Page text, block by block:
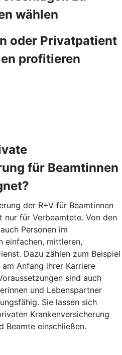
wählen
oder Privatpatient
profitieren
für Beamtinnen
der R+V für Beamtinnen
nur für Verbeamtete. Von den
Personen im
einfachen, mittleren,
Dazu zählen zum Beispiel
Anfang ihrer Karriere
sind auch
und Lebenspartner
Sie lassen sich
Krankenversicherung
Beamte einschließen.